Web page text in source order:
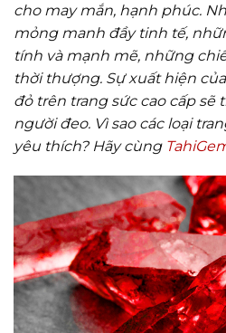
cho may mắn, hạnh phúc.
mỏng manh đầy tinh tế,
tính và mạnh mẽ, những
thời thượng. Sự xuất hiện
đỏ trên trang sức cao cấp sẽ
người đeo. Vì sao các loại
yêu thích? Hãy cùng